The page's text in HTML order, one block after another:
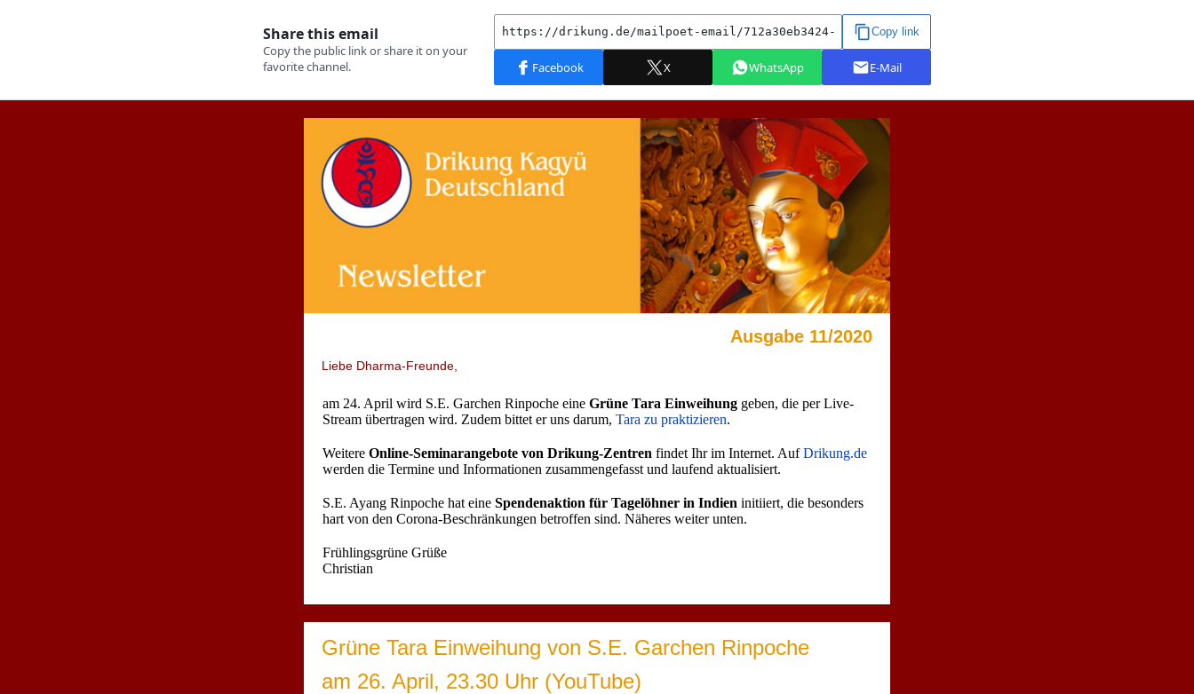
Ausgabe 11/2020
Liebe Dharma-Freunde,
am 24. April wird S.E. Garchen Rinpoche eine Grüne Tara Einweihung geben, die per Live-
Stream übertragen wird. Zudem bittet er uns darum, Tara zu praktizieren.
Weitere Online-Seminarangebote von Drikung-Zentren findet Ihr im Internet. AufDrikung.de
werden die Termine und Informationen zusammengefasst und laufend aktualisiert.
S.E. Ayang Rinpoche hat eine Spendenaktion für Tagelöhner in Indien initiiert, die besonders
hart von den Corona-Beschränkungen betroffen sind. Näheres weiter unten.
Frühlingsgrüne Grüße
Christian
Grüne Tara Einweihung von S.E. Garchen Rinpoche
am 26. April, 23.30 Uhr (YouTube)